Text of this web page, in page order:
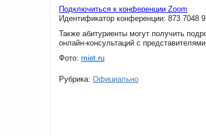
Подключиться к конференции Zoom
Идентификатор конференции: 873 7048
Также абитуриенты могут получить
онлайн-консультаций с
Фото: miet.ru
Рубрика: Официально